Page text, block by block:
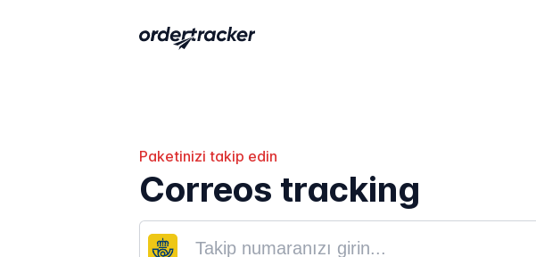
Paketinizi takip edin
Correos tracking